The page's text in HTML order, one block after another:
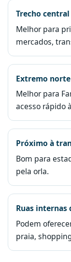
Trecho central
Melhor para
mercados,
Extremo norte
Melhor para
acesso rápido
Próximo à
Bom para
pela orla.
Ruas internas
Podem
praia,